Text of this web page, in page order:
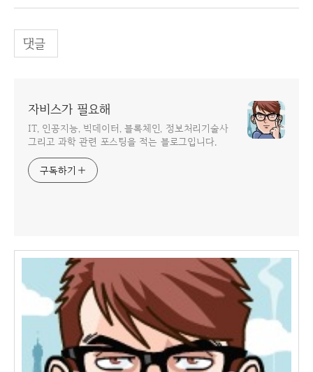
댓글
자비스가 필요해
IT, 인공지능, 빅데이터, 블록체인, 정보처리기술사
그리고 과학 관련 포스팅을 적는 블로그입니다.
구독하기